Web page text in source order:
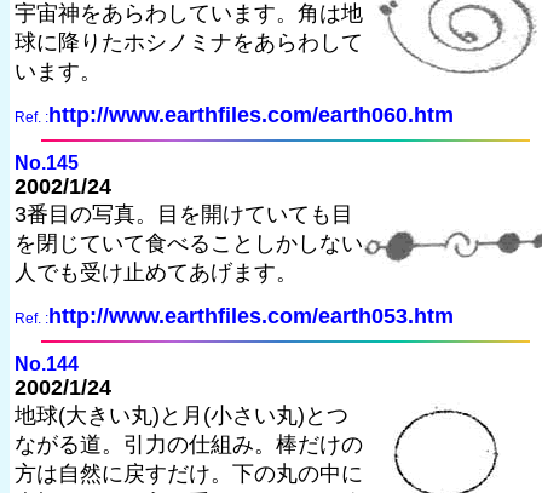
宇宙神をあらわしています。角は地
球に降りたホシノミナをあらわして
います。
Ref. : http://www.earthfiles.com/earth060.htm
No.145
2002/1/24
3番目の写真。目を開けていても目
を閉じていて食べることしかしない
人でも受け止めてあげます。
Ref. : http://www.earthfiles.com/earth053.htm
No.144
2002/1/24
地球(大きい丸)と月(小さい丸)とつ
ながる道。引力の仕組み。棒だけの
方は自然に戻すだけ。下の丸の中に